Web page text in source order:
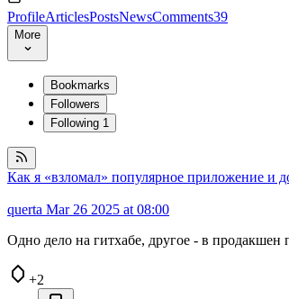
ProfileArticlesPostsNewsComments39
More
Bookmarks
Followers
Following 1
Как я «взломал» популярное приложение и
querta Mar 26 2025 at 08:00
Одно дело на гитхабе, другое - в продакшен
+2